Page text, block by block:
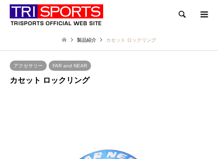
検索
製品紹介 カセット ロックリング
アクセサリー FAR and NEAR
カセット ロックリング